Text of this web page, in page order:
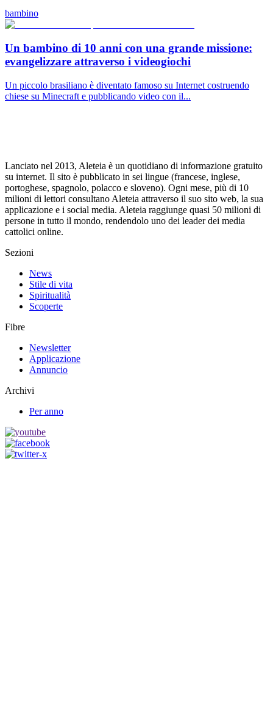
bambino
Un bambino di 10 anni con una grande missione:
evangelizzare attraverso i videogiochi
Un piccolo brasiliano è diventato famoso su Internet costruendo
chiese su Minecraft e pubblicando video con il...
Lanciato nel 2013, Aleteia è un quotidiano di informazione gratuito
su internet. Il sito è pubblicato in sei lingue (francese, inglese,
portoghese, spagnolo, polacco e sloveno). Ogni mese, più di 10
milioni di lettori consultano Aleteia attraverso il suo sito web, la sua
applicazione e i social media. Aleteia raggiunge quasi 50 milioni di
persone in tutto il mondo, rendendolo uno dei leader dei media
cattolici online.
Sezioni
News
Stile di vita
Spiritualità
Scoperte
Fibre
Newsletter
Applicazione
Annuncio
Archivi
Per anno